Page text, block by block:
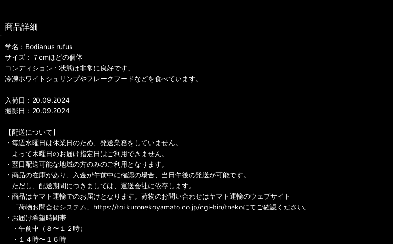
商品詳細
学名：Bodianus rufus
サイズ：７cmほどの個体
コンディション：状態は非常に良好です。
冷凍ホワイトシュリンプやフレークフードなどを食べています。
入荷日：20.09.2024
撮影日：20.09.2024
【配送について】
・毎週水曜日は休業日のため、発送業務をしていません。
よって木曜日のお届け指定日はご利用できません。
・翌日配送可能な地域の方のみのご利用となります。
・商品の在庫があり、入金が午前中に確認の場合、当日午後の発送が可能です。
ただし、配送期間につきましては、運送会社に依存します。
・商品はヤマト運輸でのお届けとなります。荷物のお問い合わせはヤマト運輸のウェブサイト
「荷物お問合せシステム」https://toi.kuronekoyamato.co.jp/cgi-bin/tnekoにてご確認ください。
・お届け希望時間帯
・午前中（８〜１２時）
・１４時〜１６時